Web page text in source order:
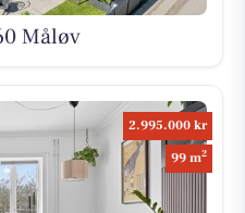
Måløv
2.995.000 kr
99 m2